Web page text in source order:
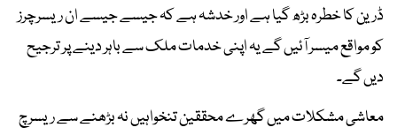
ڈرین کا خطرہ بڑھ گیا ہے اور خدشہ ہے کہ جیسے جیسے ان ریسرچرز
کو مواقع میسر آئیں گے یہ اپنی خدمات ملک سے باہر دینے پر ترجیح
دیں گے۔
معاشی مشکلات میں گھرے محققین تنخواہیں نہ بڑھنے سے ریسرچ